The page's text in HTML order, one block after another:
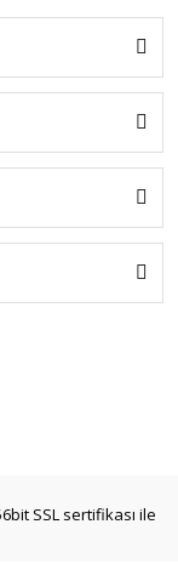
SSL sertifikası ile